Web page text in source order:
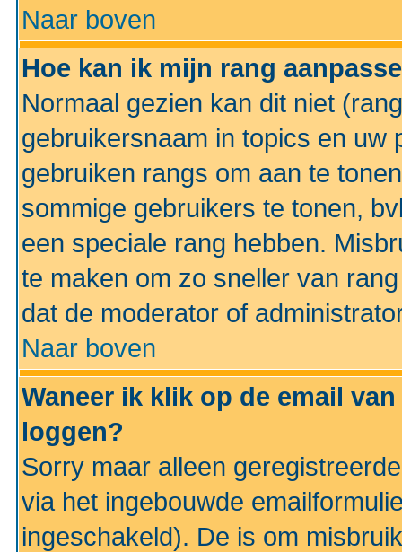
Naar boven
Hoe kan ik mijn rang
Normaal gezien kan dit niet
gebruikersnaam in topics en uw
gebruiken rangs om aan te
sommige gebruikers te tonen,
een speciale rang hebben.
te maken om zo sneller van
dat de moderator of
Naar boven
Waneer ik klik op de email
loggen?
Sorry maar alleen
via het ingebouwde
ingeschakeld). De is om